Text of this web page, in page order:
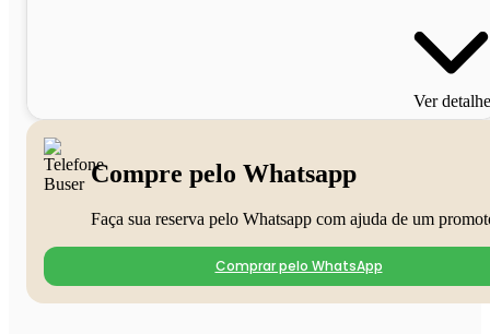
Ver
Compre pelo Whatsapp
Faça sua reserva pelo Whatsapp com ajuda de um
Comprar pelo WhatsApp